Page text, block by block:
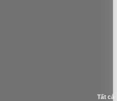
Tất cả